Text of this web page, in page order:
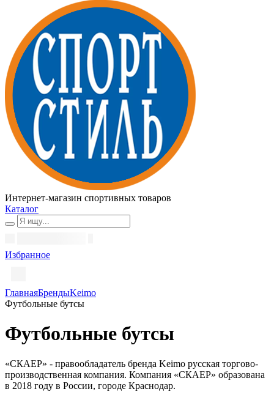
Интернет-магазин спортивных товаров
Каталог
Избранное
ГлавнаяБрендыKeimo
Футбольные бутсы
Футбольные бутсы
«СКАЕР» - правообладатель бренда Keimo русская торгово-
производственная компания. Компания «СКАЕР» образована
в 2018 году в России, городе Краснодар.